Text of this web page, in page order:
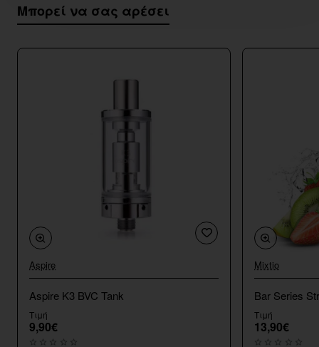
Μπορεί να σας αρέσει
Aspire
Aspire K3 BVC Tank
Τιμή
9,90€
Mixtio
Bar Series
Τιμή
13,90€